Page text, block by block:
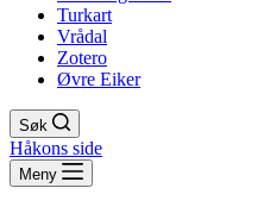
Turkart
Vrådal
Zotero
Øvre Eiker
Søk
Håkons side
Meny